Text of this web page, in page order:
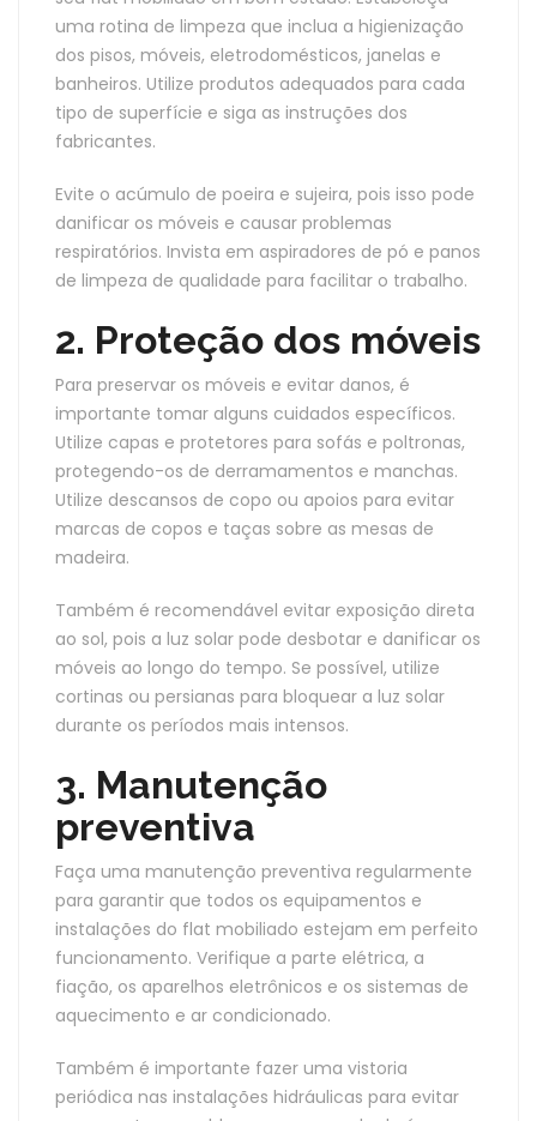
uma rotina de limpeza que inclua a higienização
dos pisos, móveis, eletrodomésticos, janelas e
banheiros. Utilize produtos adequados para cada
tipo de superfície e siga as instruções dos
fabricantes.
Evite o acúmulo de poeira e sujeira, pois isso pode
danificar os móveis e causar problemas
respiratórios. Invista em aspiradores de pó e panos
de limpeza de qualidade para facilitar o trabalho.
2. Proteção dos móveis
Para preservar os móveis e evitar danos, é
importante tomar alguns cuidados específicos.
Utilize capas e protetores para sofás e poltronas,
protegendo-os de derramamentos e manchas.
Utilize descansos de copo ou apoios para evitar
marcas de copos e taças sobre as mesas de
madeira.
Também é recomendável evitar exposição direta
ao sol, pois a luz solar pode desbotar e danificar os
móveis ao longo do tempo. Se possível, utilize
cortinas ou persianas para bloquear a luz solar
durante os períodos mais intensos.
3. Manutenção
preventiva
Faça uma manutenção preventiva regularmente
para garantir que todos os equipamentos e
instalações do flat mobiliado estejam em perfeito
funcionamento. Verifique a parte elétrica, a
fiação, os aparelhos eletrônicos e os sistemas de
aquecimento e ar condicionado.
Também é importante fazer uma vistoria
periódica nas instalações hidráulicas para evitar